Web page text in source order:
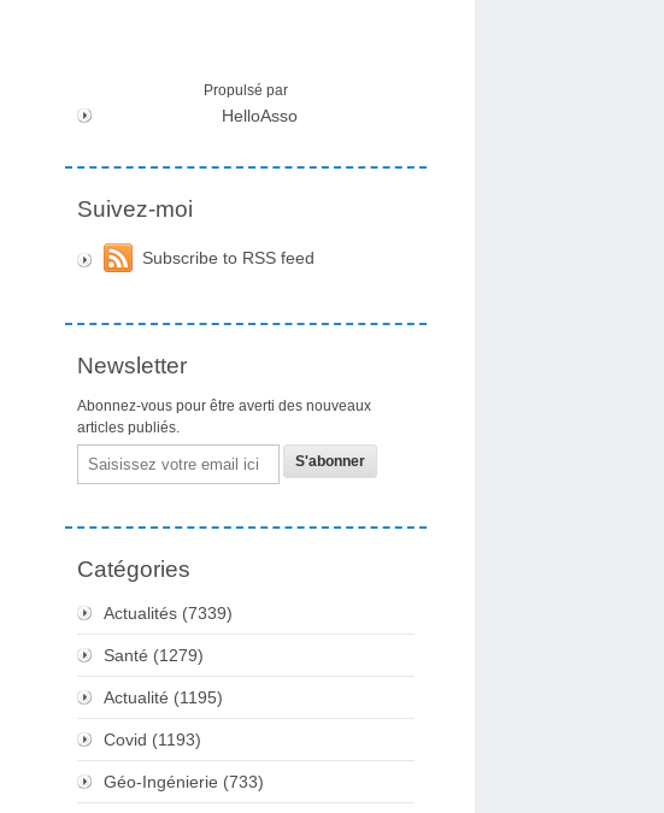
Propulsé par
HelloAsso
Suivez-moi
Subscribe to RSS feed
Newsletter
Abonnez-vous pour être averti des nouveaux
articles publiés.
Email
Catégories
Actualités (7339)
Santé (1279)
Actualité (1195)
Covid (1193)
Géo-Ingénierie (733)